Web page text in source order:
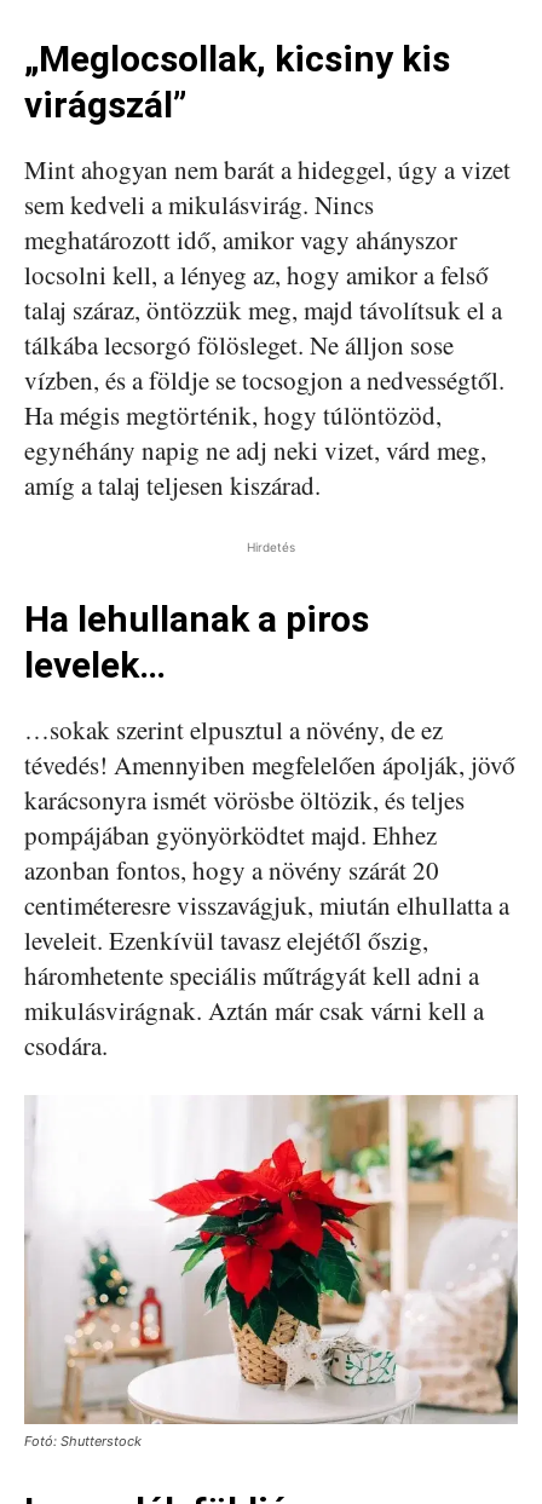
„Meglocsollak, kicsiny kis
virágszál”
Mint ahogyan nem barát a hideggel, úgy a vizet
sem kedveli a mikulásvirág. Nincs
meghatározott idő, amikor vagy ahányszor
locsolni kell, a lényeg az, hogy amikor a felső
talaj száraz, öntözzük meg, majd távolítsuk el a
tálkába lecsorgó fölösleget. Ne álljon sose
vízben, és a földje se tocsogjon a nedvességtől.
Ha mégis megtörténik, hogy túlöntözöd,
egynéhány napig ne adj neki vizet, várd meg,
amíg a talaj teljesen kiszárad.
Hirdetés
Ha lehullanak a piros
levelek…
…sokak szerint elpusztul a növény, de ez
tévedés! Amennyiben megfelelően ápolják, jövő
karácsonyra ismét vörösbe öltözik, és teljes
pompájában gyönyörködtet majd. Ehhez
azonban fontos, hogy a növény szárát 20
centiméteresre visszavágjuk, miután elhullatta a
leveleit. Ezenkívül tavasz elejétől őszig,
háromhetente speciális műtrágyát kell adni a
mikulásvirágnak. Aztán már csak várni kell a
csodára.
Fotó: Shutterstock